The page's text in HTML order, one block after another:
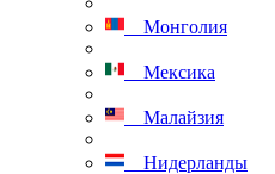
Монголия
Мексика
Малайзия
Нидерланды